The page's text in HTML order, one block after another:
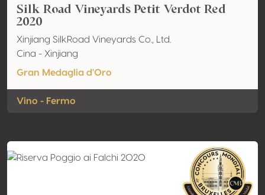
Silk Road Vineyards Petit Verdot Red
2020
Xinjiang SilkRoad Vineyards Co., Ltd.
Cina - Xinjiang
Gran Medaglia d'Oro
Vino - Fermo